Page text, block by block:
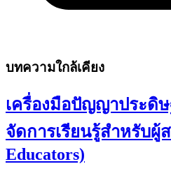
บทความใกล้เคียง
เครื่องมือปัญญาประดิ
จัดการเรียนรู้สำหรับผู้
Educators)